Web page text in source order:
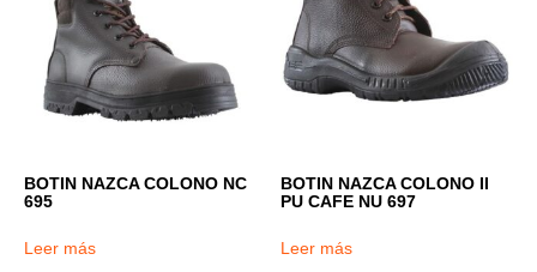
BOTIN NAZCA COLONO NC
695
Leer más
BOTIN NAZCA COLONO II
PU CAFE NU 697
Leer más